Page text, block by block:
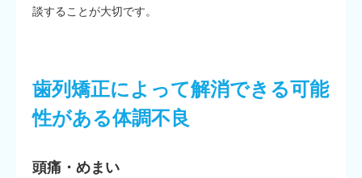
談することが大切です。
歯列矯正によって解消できる可能
性がある体調不良
頭痛・めまい